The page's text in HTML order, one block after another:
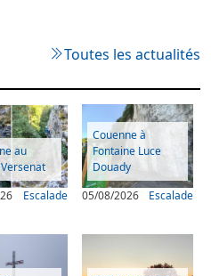
Toutes les actualités
au
Escalade
Couenne à
Fontaine Luce
Douady
Escalade
05/08/2026